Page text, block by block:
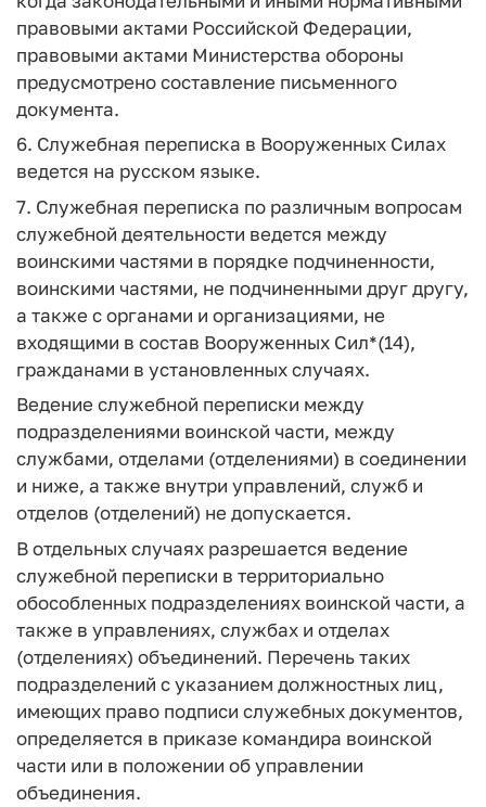
правовыми актами Российской Федерации,
правовыми актами Министерства обороны
предусмотрено составление письменного
документа.
6. Служебная переписка в Вооруженных Силах
ведется на русском языке.
7. Служебная переписка по различным вопросам
служебной деятельности ведется между
воинскими частями в порядке подчиненности,
воинскими частями, не подчиненными друг другу,
а также с органами и организациями, не
входящими в состав Вооруженных Сил*(14),
гражданами в установленных случаях.
Ведение служебной переписки между
подразделениями воинской части, между
службами, отделами (отделениями) в соединении
и ниже, а также внутри управлений, служб и
отделов (отделений) не допускается.
В отдельных случаях разрешается ведение
служебной переписки в территориально
обособленных подразделениях воинской части, а
также в управлениях, службах и отделах
(отделениях) объединений. Перечень таких
подразделений с указанием должностных лиц,
имеющих право подписи служебных документов,
определяется в приказе командира воинской
части или в положении об управлении
объединения.